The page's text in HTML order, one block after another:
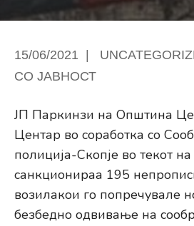
15/06/2021
СО ЈАВНОСТ
ЈП Паркинзи на Општина
Центар во соработка со
полиција-Скопје во текот
санкционираа 195
возилакои го попречувале
безбедно одвивање на